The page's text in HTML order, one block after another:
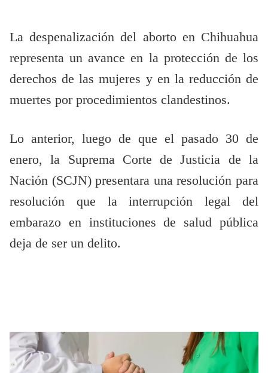
La despenalización del aborto en Chihuahua
representa un avance en la protección de los
derechos de las mujeres y en la reducción de
muertes por procedimientos clandestinos.
Lo anterior, luego de que el pasado 30 de
enero, la Suprema Corte de Justicia de la
Nación (SCJN) presentara una resolución para
resolución que la interrupción legal del
embarazo en instituciones de salud pública
deja de ser un delito.